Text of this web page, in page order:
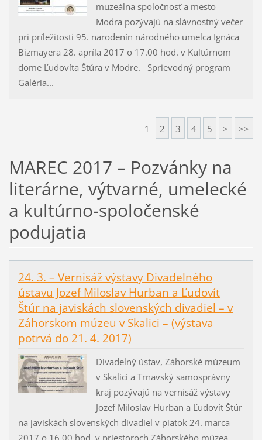
muzeálna spoločnosť a mesto
Modra pozývajú na slávnostný večer
pri príležitosti 95. narodenín národného umelca Ignáca
Bizmayera 28. apríla 2017 o 17.00 hod. v Kultúrnom
dome Ľudovíta Štúra v Modre. Sprievodný program
Galéria...
1 2 3 4 5 > >>
MAREC 2017 – Pozvánky na
literárne, výtvarné, umelecké
a kultúrno-spoločenské
podujatia
24. 3. – Vernisáž výstavy Divadelného
ústavu Jozef Miloslav Hurban a Ľudovít
Štúr na javiskách slovenských divadiel – v
Záhorskom múzeu v Skalici – (výstava
potrvá do 21. 4. 2017)
Divadelný ústav, Záhorské múzeum
v Skalici a Trnavský samosprávny
kraj pozývajú na vernisáž výstavy
Jozef Miloslav Hurban a Ľudovít Štúr
na javiskách slovenských divadiel v piatok 24. marca